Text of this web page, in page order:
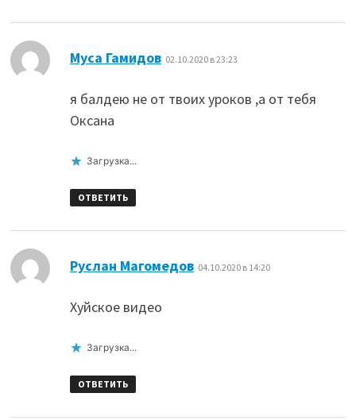
Муса Гамидов: 02.10.2020 в 23:23
я балдею не от твоих уроков ,а от тебя
Оксана
Загрузка...
ОТВЕТИТЬ
Руслан Магомедов: 04.10.2020 в 14:20
Хуйское видео
Загрузка...
ОТВЕТИТЬ